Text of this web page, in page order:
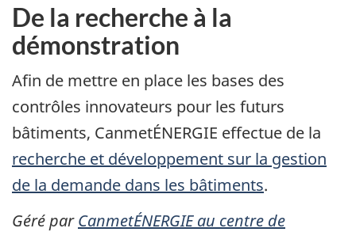
De la recherche à la
démonstration
Afin de mettre en place les bases des
contrôles innovateurs pour les futurs
bâtiments, CanmetÉNERGIE effectue de la
recherche et développement sur la gestion
de la demande dans les bâtiments.
Géré parCanmetÉNERGIE au centre de